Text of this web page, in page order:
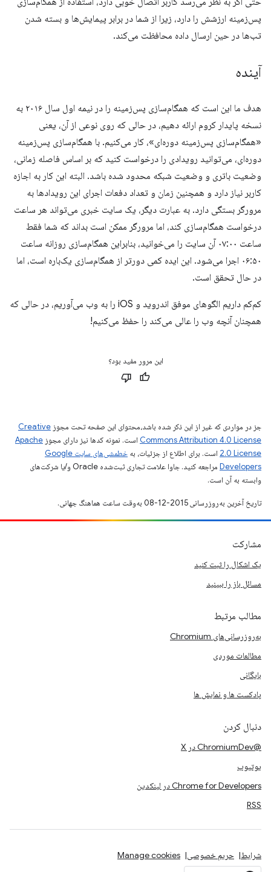
پس‌زمینه ارزشش را دارد، زیرا از شما در برابر پیمایش‌ها و بسته شدن
تب‌ها در حین ارسال داده محافظت می‌کند.
آینده
هدف ما این است که همگام‌سازی پس‌زمینه را در نیمه اول سال ۲۰۱۶ به
نسخه پایدار کروم ارائه دهیم، در حالی که روی نوعی از آن، یعنی
«همگام‌سازی پس‌زمینه دوره‌ای»، کار می‌کنیم. با همگام‌سازی پس‌زمینه
دوره‌ای، می‌توانید رویدادی را درخواست کنید که بر اساس فاصله زمانی،
وضعیت باتری و وضعیت شبکه محدود شده باشد. البته این کار به اجازه
کاربر نیاز دارد و همچنین زمان و تعداد دفعات اجرای این رویدادها به
مرورگر بستگی دارد. به عبارت دیگر، یک سایت خبری می‌تواند هر ساعت
درخواست همگام‌سازی کند، اما مرورگر ممکن است بداند که شما فقط
ساعت ۰۷:۰۰ آن سایت را می‌خوانید، بنابراین همگام‌سازی روزانه ساعت
۰۶:۵۰ اجرا می‌شود. این ایده کمی دورتر از همگام‌سازی یک‌باره است، اما
در حال تحقق است.
کم‌کم داریم الگوهای موفق اندروید و iOS را به وب می‌آوریم، در حالی که
همچنان آنچه وب را عالی می‌کند را حفظ می‌کنیم!
این مرور مفید بود؟
جز در مواردی که غیر از این ذکر شده باشد،‌محتوای این صفحه تحت مجوز Creative
Commons Attribution 4.0 License است. نمونه کدها نیز دارای مجوز Apache
2.0 License است. برای اطلاع از جزئیات، به
خطمشی‌های سایت Google
Developers‏
مراجعه کنید. جاوا علامت تجاری ثبت‌شده Oracle و/یا شرکت‌های
وابسته به آن است.
تاریخ آخرین به‌روزرسانی 2015-12-08 به‌وقت ساعت هماهنگ جهانی.
مشارکت
یک اشکال را ثبت کنید
مسائل باز را ببینید
مطالب مرتبط
به‌روزرسانی‌های Chromium
مطالعات موردی
بایگانی
پادکست ها و نمایش ها
دنبال کردن
@ChromiumDev در X
یوتیوب
Chrome for Developers در لینکدین
RSS
شرایط حریم خصوصی Manage cookies